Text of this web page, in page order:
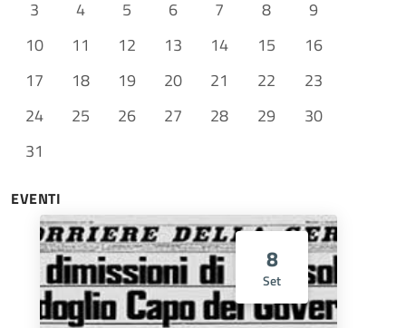
3
4 5 6 7 8
9
10
11 12 13 14 15
16
17
18 19 20 21 22
23
24
25 26 27 28 29
30
31
EVENTI
8
Set